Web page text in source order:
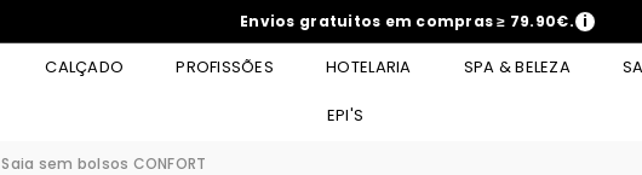
Envios gratuitos em compras ≥ 79.90€. i
CALÇADO PROFISSÕES HOTELARIA SPA & BELEZA
EPI'S
Saia sem bolsos CONFORT